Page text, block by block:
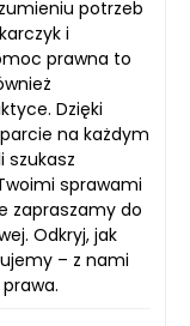
potrzeb
i
prawna to
Dzięki
na każdym
szukasz
sprawami
zapraszamy do
Odkryj, jak
– z nami